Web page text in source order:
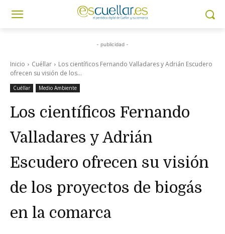
- publicidad -
Inicio Cuéllar
Los científicos Fernando Valladares y Adrián Escudero
ofrecen su visión de los...
Cuéllar Medio Ambiente
Los científicos Fernando
Valladares y Adrián
Escudero ofrecen su visión
de los proyectos de biogás
en la comarca